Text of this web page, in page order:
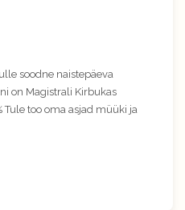
soodne naistepäeva
on Magistrali Kirbukas
Tule too oma asjad müüki ja